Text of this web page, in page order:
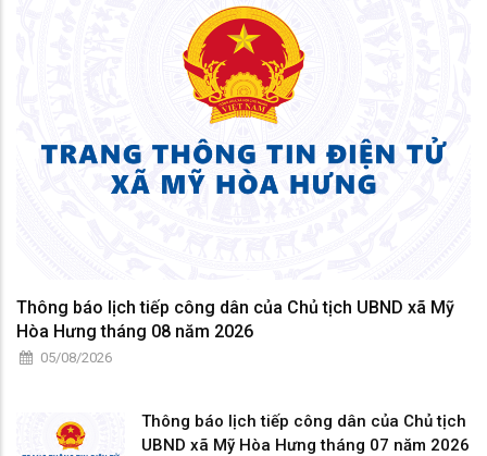
Thông báo lịch tiếp công dân của Chủ tịch UBND xã Mỹ
Hòa Hưng tháng 08 năm 2026
05/08/2026
Thông báo lịch tiếp công dân của Chủ tịch
UBND xã Mỹ Hòa Hưng tháng 07 năm 2026